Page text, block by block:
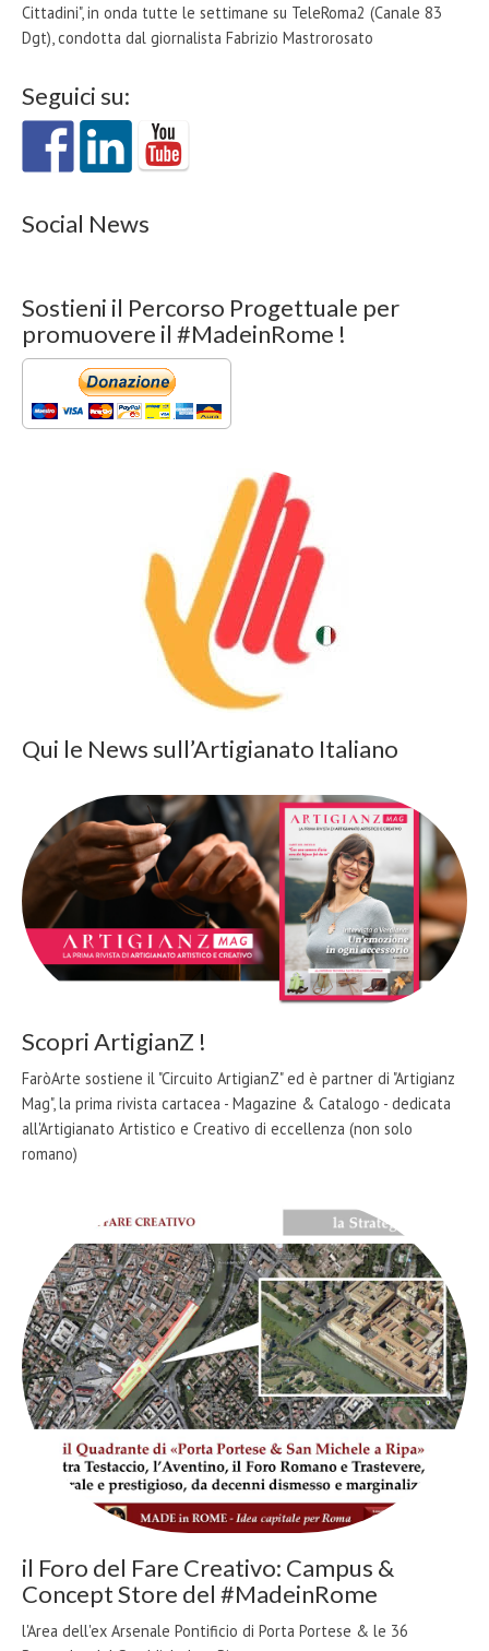
Cittadini", in onda tutte le settimane su TeleRoma2 (Canale 83
Dgt), condotta dal giornalista Fabrizio Mastrorosato
Seguici su:
Social News
Sostieni il Percorso Progettuale per
promuovere il #MadeinRome !
Qui le News sull’Artigianato Italiano
Scopri ArtigianZ !
FaròArte sostiene il "Circuito ArtigianZ" ed è partner di "Artigianz
Mag", la prima rivista cartacea - Magazine & Catalogo - dedicata
all'Artigianato Artistico e Creativo di eccellenza (non solo
romano)
il Foro del Fare Creativo: Campus &
Concept Store del #MadeinRome
l'Area dell'ex Arsenale Pontificio di Porta Portese & le 36